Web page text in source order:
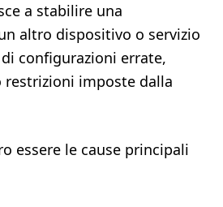
a stabilire una
altro dispositivo o servizio
configurazioni errate,
imposte dalla
essere le cause principali